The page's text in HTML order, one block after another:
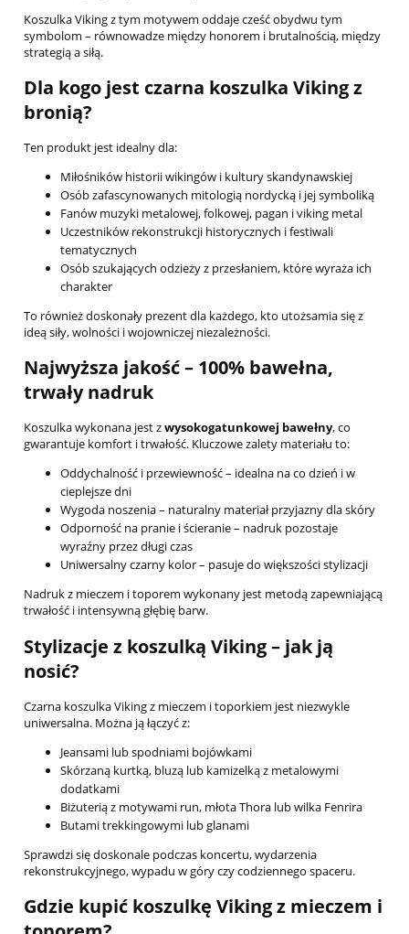
Koszulka Viking z tym motywem oddaje cześć obydwu tym
symbolom – równowadze między honorem i brutalnością, między
strategią a siłą.
Dla kogo jest czarna koszulka Viking z
bronią?
Ten produkt jest idealny dla:
Miłośników historii wikingów i kultury skandynawskiej
Osób zafascynowanych mitologią nordycką i jej symboliką
Fanów muzyki metalowej, folkowej, pagan i viking metal
Uczestników rekonstrukcji historycznych i festiwali
tematycznych
Osób szukających odzieży z przesłaniem, które wyraża ich
charakter
To również doskonały prezent dla każdego, kto utożsamia się z
ideą siły, wolności i wojowniczej niezależności.
Najwyższa jakość – 100% bawełna,
trwały nadruk
Koszulka wykonana jest zwysokogatunkowej bawełny, co
gwarantuje komfort i trwałość. Kluczowe zalety materiału to:
Oddychalność i przewiewność – idealna na co dzień i w
cieplejsze dni
Wygoda noszenia – naturalny materiał przyjazny dla skóry
Odporność na pranie i ścieranie – nadruk pozostaje
wyraźny przez długi czas
Uniwersalny czarny kolor – pasuje do większości stylizacji
Nadruk z mieczem i toporem wykonany jest metodą zapewniającą
trwałość i intensywną głębię barw.
Stylizacje z koszulką Viking – jak ją
nosić?
Czarna koszulka Viking z mieczem i toporkiem jest niezwykle
uniwersalna. Można ją łączyć z:
Jeansami lub spodniami bojówkami
Skórzaną kurtką, bluzą lub kamizelką z metalowymi
dodatkami
Biżuterią z motywami run, młota Thora lub wilka Fenrira
Butami trekkingowymi lub glanami
Sprawdzi się doskonale podczas koncertu, wydarzenia
rekonstrukcyjnego, wypadu w góry czy codziennego spaceru.
Gdzie kupić koszulkę Viking z mieczem i